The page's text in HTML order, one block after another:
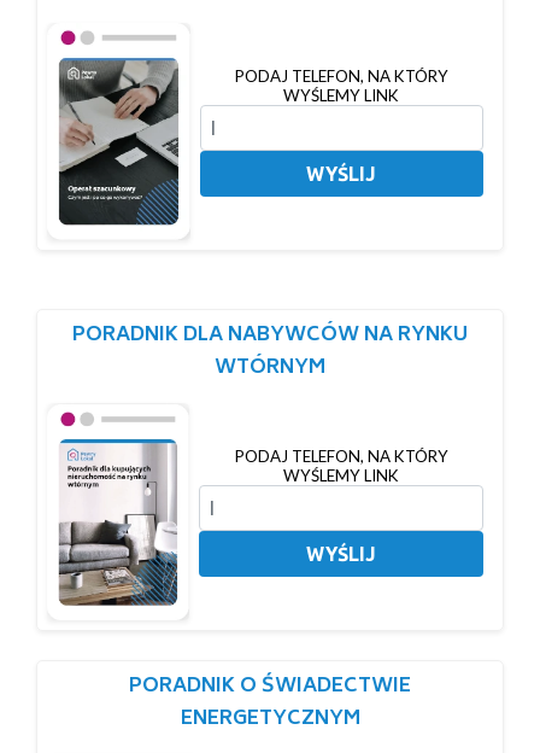
PODAJ TELEFON, NA KTÓRY
WYŚLEMY LINK
WYŚLIJ
PORADNIK DLA NABYWCÓW NA RYNKU
WTÓRNYM
PODAJ TELEFON, NA KTÓRY
WYŚLEMY LINK
WYŚLIJ
PORADNIK O ŚWIADECTWIE
ENERGETYCZNYM